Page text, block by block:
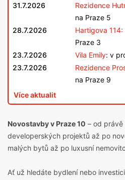
31.7.2026 Rezidence
na Praze 5
28.7.2026
Hartigova 114:
Praze 3
23.7.2026
Vila Emily: v
23.7.2026
Rezidence
na Praze 9
Více aktualit
Novostavby v Praze 10 – od
developerských projektů až po
malých bytů až po luxusní
Ať už hledáte bydlení nebo